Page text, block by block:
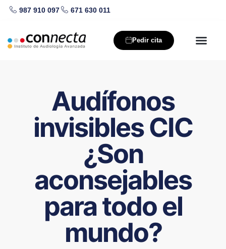
al
contenido
987 910 097 671 630 011
Pedir cita
Audífonos
invisibles CIC
¿Son
aconsejables
para todo el
mundo?